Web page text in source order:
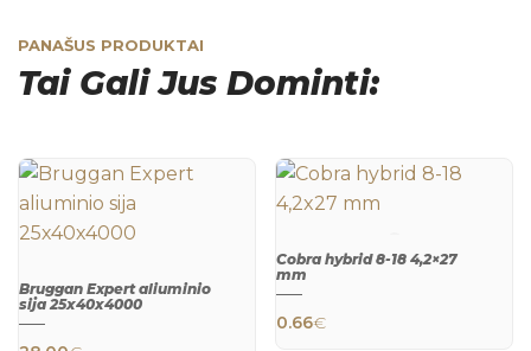
PANAŠUS PRODUKTAI
Tai Gali Jus Dominti:
Bruggan Expert aliuminio
sija 25х40х4000
Cobra hybrid 8-18 4,2×27
mm
0.66€